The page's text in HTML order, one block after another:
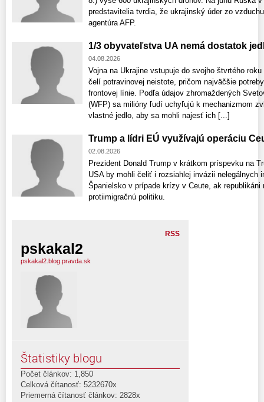
predstavitelia tvrdia, že ukrajinský úder zo
agentúra AFP.
1/3 obyvateľstva UA nemá dostatok
04.08.2026
Vojna na Ukrajine vstupuje do svojho štvrtého
čelí potravinovej neistote, pričom najväčšie
frontovej línie. Podľa údajov zhromaždených
(WFP) sa milióny ľudí uchyľujú k mechanizmom
vlastné jedlo, aby sa mohli najesť ich [...]
Trump a lídri EÚ využívajú operáciu
02.08.2026
Prezident Donald Trump v krátkom príspevku na
USA by mohli čeliť i rozsiahlej invázii nelegálnych
Španielsko v prípade krízy v Ceute, ak republikáni
protiimigračnú politiku.
RSS
pskakal2
pskakal2.blog.pravda.sk
Štatistiky blogu
Počet článkov: 1,850
Celková čítanosť: 5232670x
Priemerná čítanosť článkov: 2828x